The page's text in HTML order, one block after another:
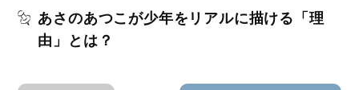
あさのあつこが少年をリアルに描ける「理
由」とは？